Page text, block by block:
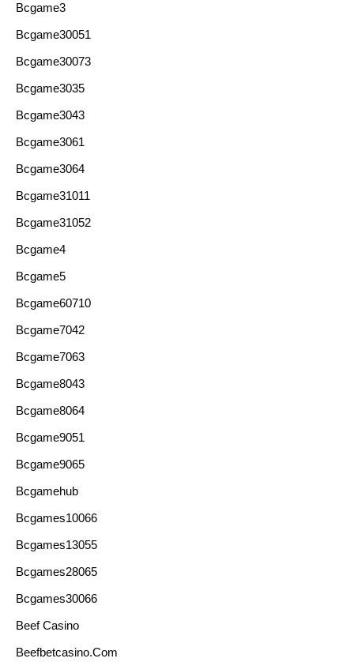
Bcgame3
Bcgame30051
Bcgame30073
Bcgame3035
Bcgame3043
Bcgame3061
Bcgame3064
Bcgame31011
Bcgame31052
Bcgame4
Bcgame5
Bcgame60710
Bcgame7042
Bcgame7063
Bcgame8043
Bcgame8064
Bcgame9051
Bcgame9065
Bcgamehub
Bcgames10066
Bcgames13055
Bcgames28065
Bcgames30066
Beef Casino
Beefbetcasino.com